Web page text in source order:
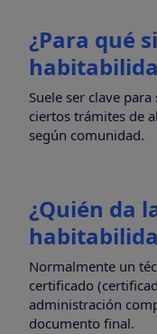
¿Para qué
Suele ser clave
ciertos trámites de
según comunidad.
¿Quién da
Normalmente un
certificado
administración
documento final.